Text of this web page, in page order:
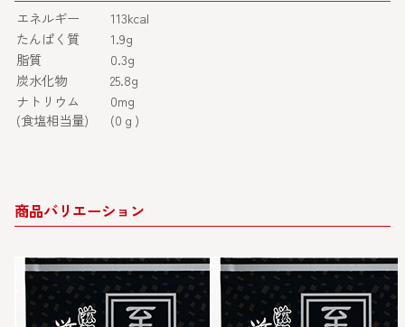
エネルギー
113kcal
たんぱく質
1.9g
脂質
0.3g
炭水化物
25.8g
ナトリウム
(食塩相当量)
0mg
(0ｇ)
商品バリエーション